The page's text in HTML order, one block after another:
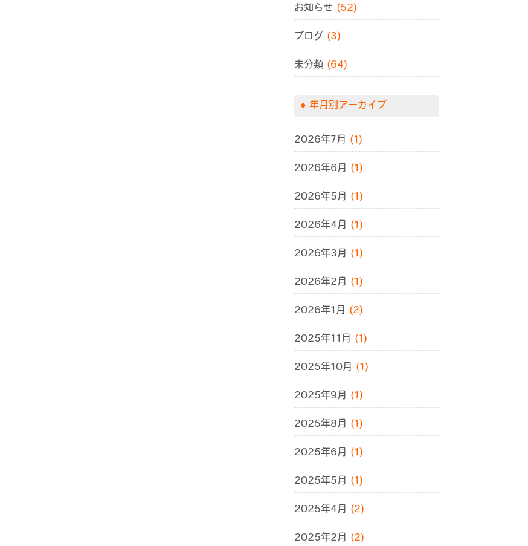
お知らせ (52)
ブログ (3)
未分類 (64)
年月別アーカイブ
2026年7月 (1)
2026年6月 (1)
2026年5月 (1)
2026年4月 (1)
2026年3月 (1)
2026年2月 (1)
2026年1月 (2)
2025年11月 (1)
2025年10月 (1)
2025年9月 (1)
2025年8月 (1)
2025年6月 (1)
2025年5月 (1)
2025年4月 (2)
2025年2月 (2)